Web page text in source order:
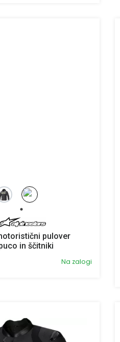
pulover
in ščitniki
Na zalogi